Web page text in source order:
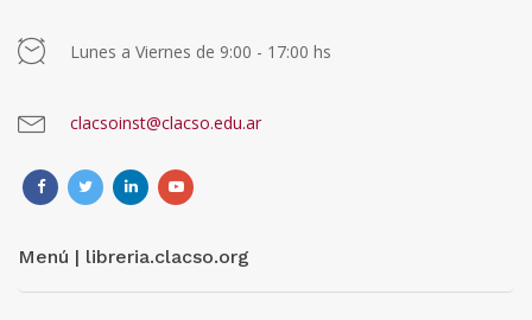
Lunes a Viernes de 9:00 - 17:00 hs
clacsoinst@clacso.edu.ar
Menú | libreria.clacso.org